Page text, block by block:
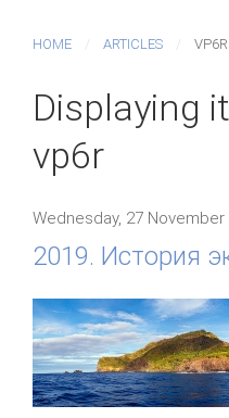
HOME ARTICLES VP6R
Displaying
vp6r
Wednesday, 27 November
2019. История